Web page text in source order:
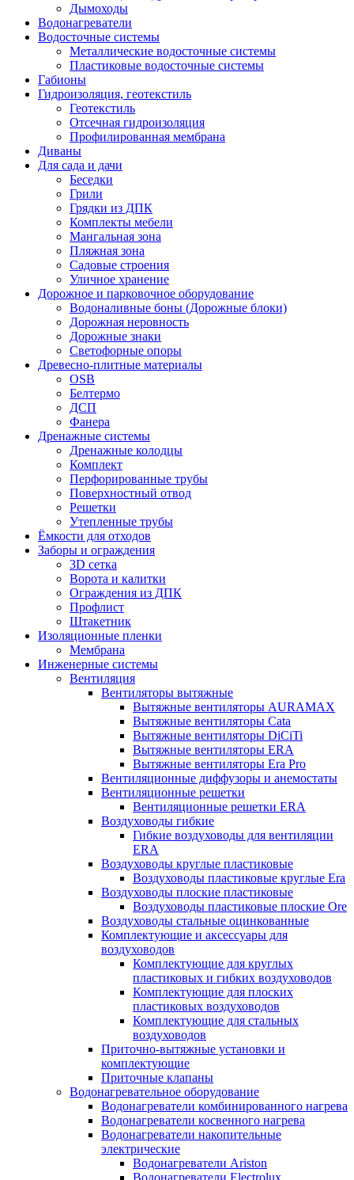
Дымоходы
Водонагреватели
Водосточные системы
Металлические водосточные системы
Пластиковые водосточные системы
Габионы
Гидроизоляция, геотекстиль
Геотекстиль
Отсечная гидроизоляция
Профилированная мембрана
Диваны
Для сада и дачи
Беседки
Грили
Грядки из ДПК
Комплекты мебели
Мангальная зона
Пляжная зона
Садовые строения
Уличное хранение
Дорожное и парковочное оборудование
Водоналивные боны (Дорожные блоки)
Дорожная неровность
Дорожные знаки
Светофорные опоры
Древесно-плитные материалы
OSB
Белтермо
ДСП
Фанера
Дренажные системы
Дренажные колодцы
Комплект
Перфорированные трубы
Поверхностный отвод
Решетки
Утепленные трубы
Ёмкости для отходов
Заборы и ограждения
3D сетка
Ворота и калитки
Ограждения из ДПК
Профлист
Штакетник
Изоляционные пленки
Мембрана
Инженерные системы
Вентиляция
Вентиляторы вытяжные
Вытяжные вентиляторы AURAMAX
Вытяжные вентиляторы Cata
Вытяжные вентиляторы DiCiTi
Вытяжные вентиляторы ERA
Вытяжные вентиляторы Era Pro
Вентиляционные диффузоры и анемостаты
Вентиляционные решетки
Вентиляционные решетки ERA
Воздуховоды гибкие
Гибкие воздуховоды для вентиляции
ERA
Воздуховоды круглые пластиковые
Воздуховоды пластиковые круглые Era
Воздуховоды плоские пластиковые
Воздуховоды пластиковые плоские Ore
Воздуховоды стальные оцинкованные
Комплектующие и аксессуары для
воздуховодов
Комплектующие для круглых
пластиковых и гибких воздуховодов
Комплектующие для плоских
пластиковых воздуховодов
Комплектующие для стальных
воздуховодов
Приточно-вытяжные установки и
комплектующие
Приточные клапаны
Водонагревательное оборудование
Водонагреватели комбинированного нагрева
Водонагреватели косвенного нагрева
Водонагреватели накопительные
электрические
Водонагреватели Ariston